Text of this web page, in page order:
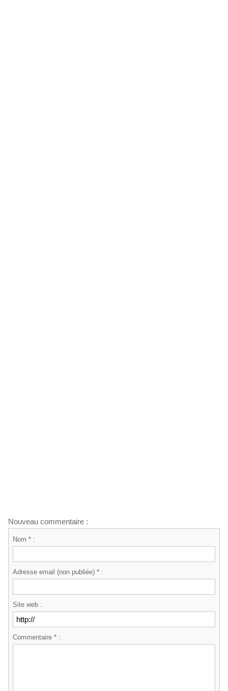
Nouveau commentaire :
Nom * :
Adresse email (non publiée) * :
Site web :
Commentaire * :